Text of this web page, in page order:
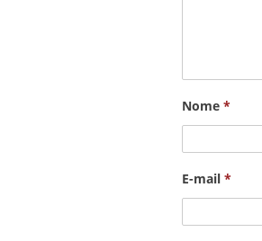
Nome *
E-mail *